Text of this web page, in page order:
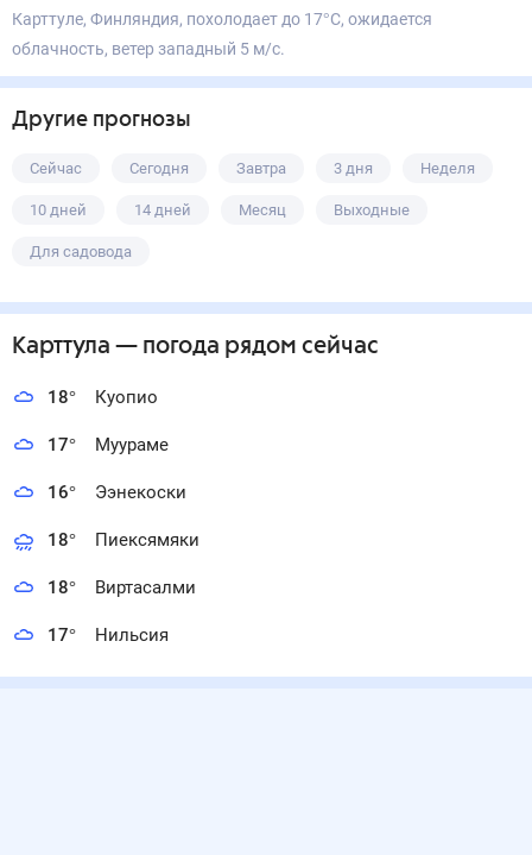
Карттуле, Финляндия, похолодает до 17°С, ожидается
облачность, ветер западный 5 м/с.
Другие прогнозы
Сейчас Сегодня Завтра 3 дня Неделя
10 дней 14 дней Месяц Выходные
Для садовода
Карттула — погода рядом сейчас
18° Куопио
17° Муураме
16° Ээнекоски
18° Пиексямяки
18° Виртасалми
17° Нильсия